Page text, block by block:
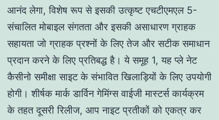
आनंद लेगा, विशेष रूप से इसकी उत्कृष्ट एचटीएमएल 5-
संचालित मोबाइल संगतता और इसकी असाधारण ग्राहक
सहायता जो ग्राहक प्रश्नों के लिए तेज और सटीक समाधान
प्रदान करने के लिए प्रतिबद्ध है। ये समूह 1, यह प्ले नेट
कैसीनो समीक्षा साइट के संभावित खिलाड़ियों के लिए उपयोगी
होगी। शीर्षक मार्क डार्विन गेमिंग्स वाईजी मास्टर्स कार्यक्रम
के तहत दूसरी रिलीज, आप नाइट प्रतीकों को एकत्र कर